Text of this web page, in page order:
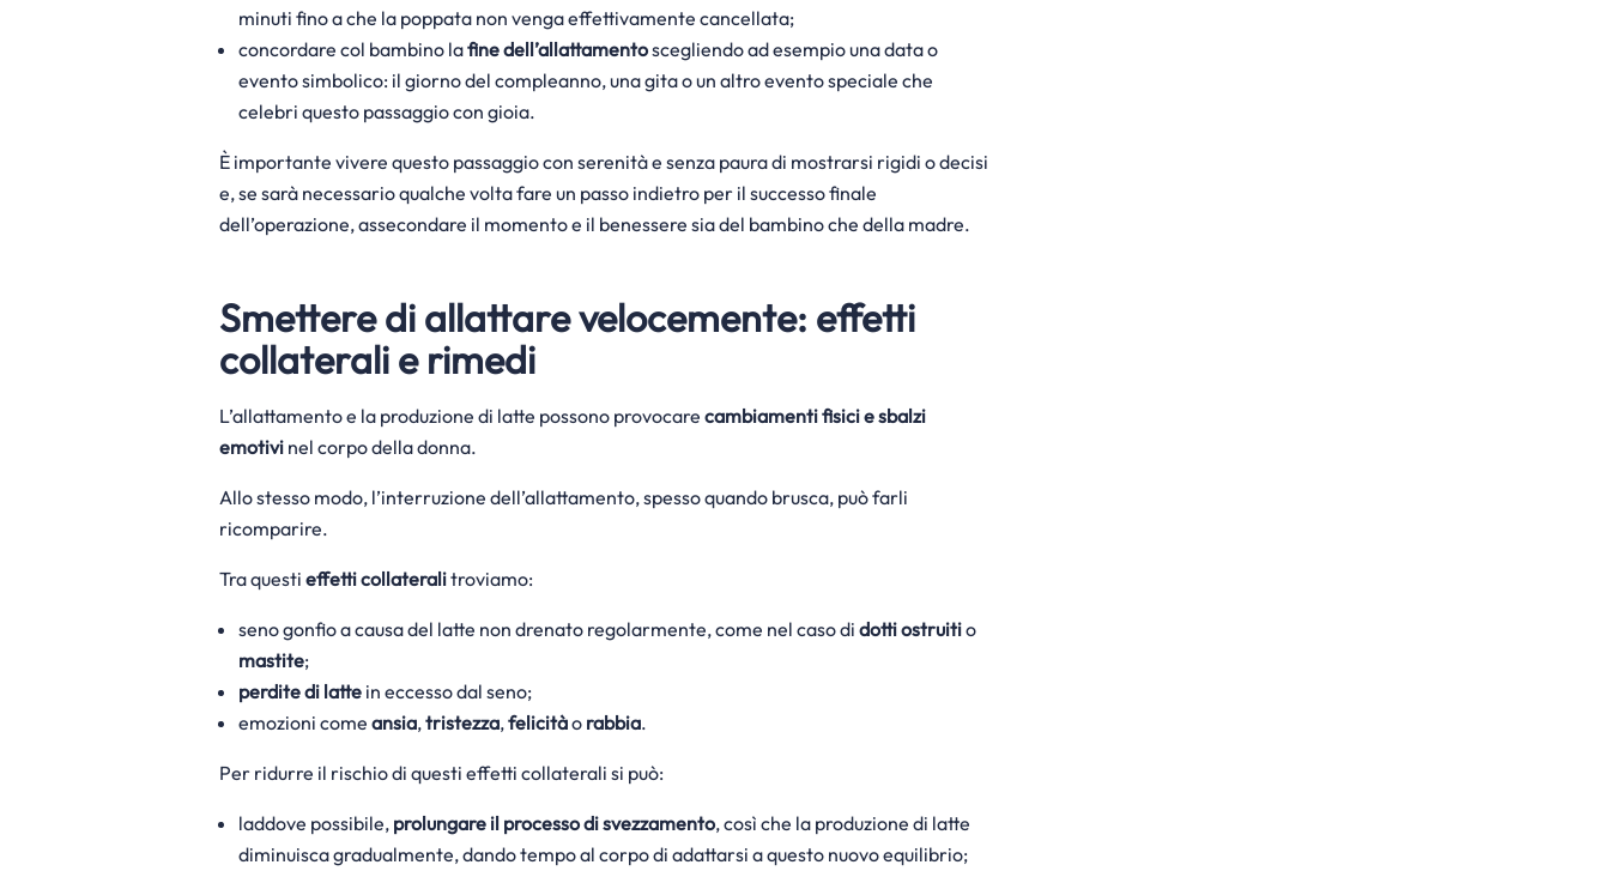
minuti fino a che la poppata non venga effettivamente cancellata;
concordare col bambino lafine dell’allattamentoscegliendo ad esempio una data o
evento simbolico: il giorno del compleanno, una gita o un altro evento speciale che
celebri questo passaggio con gioia.
È importante vivere questo passaggio con serenità e senza paura di mostrarsi rigidi o decisi
e, se sarà necessario qualche volta fare un passo indietro per il successo finale
dell’operazione, assecondare il momento e il benessere sia del bambino che della madre.
Smettere di allattare velocemente: effetti
collaterali e rimedi
L’allattamento e la produzione di latte possono provocare cambiamenti fisici e sbalzi
emotivi nel corpo della donna.
Allo stesso modo, l’interruzione dell’allattamento, spesso quando brusca, può farli
ricomparire.
Tra questi effetti collateralitroviamo:
seno gonfio a causa del latte non drenato regolarmente, come nel caso di dotti ostruitio
mastite;
perdite di latte in eccesso dal seno;
emozioni come ansia,tristezza,felicitào rabbia.
Per ridurre il rischio di questi effetti collaterali si può:
laddove possibile, prolungare il processo di svezzamento, così che la produzione di latte
diminuisca gradualmente, dando tempo al corpo di adattarsi a questo nuovo equilibrio;